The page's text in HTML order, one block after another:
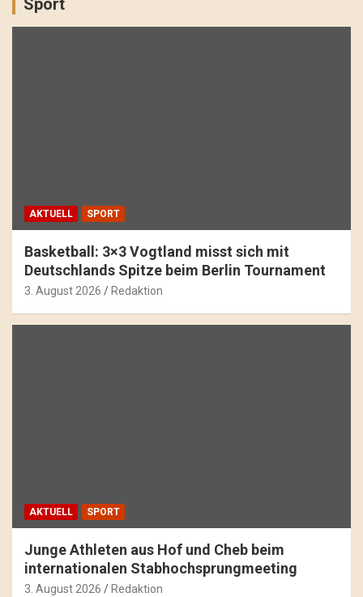
Sport
AKTUELL SPORT
Basketball: 3×3 Vogtland misst sich mit
Deutschlands Spitze beim Berlin Tournament
3. August 2026 Redaktion
AKTUELL SPORT
Junge Athleten aus Hof und Cheb beim
internationalen Stabhochsprungmeeting
3. August 2026 Redaktion